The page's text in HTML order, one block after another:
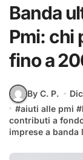
Banda
Pmi: chi
fino a
By C. P.
#aiuti alle pmi #
contributi a
imprese a banda